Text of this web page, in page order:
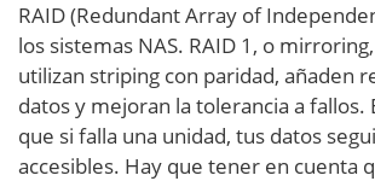
RAID (Redundant Array of
los sistemas NAS. RAID 1, o
utilizan striping con paridad, añaden
datos y mejoran la tolerancia a fallos.
que si falla una unidad, tus datos
accesibles. Hay que tener en cuenta